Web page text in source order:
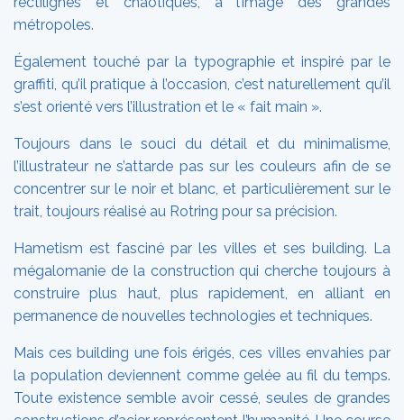
métropoles.
Également touché par la typographie et inspiré par le
graffiti, qu’il pratique à l’occasion, c’est naturellement qu’il
s’est orienté vers l’illustration et le « fait main ».
Toujours dans le souci du détail et du minimalisme,
l’illustrateur ne s’attarde pas sur les couleurs afin de se
concentrer sur le noir et blanc, et particulièrement sur le
trait, toujours réalisé au Rotring pour sa précision.
Hametism est fasciné par les villes et ses building. La
mégalomanie de la construction qui cherche toujours à
construire plus haut, plus rapidement, en alliant en
permanence de nouvelles technologies et techniques.
Mais ces building une fois érigés, ces villes envahies par
la population deviennent comme gelée au fil du temps.
Toute existence semble avoir cessé, seules de grandes